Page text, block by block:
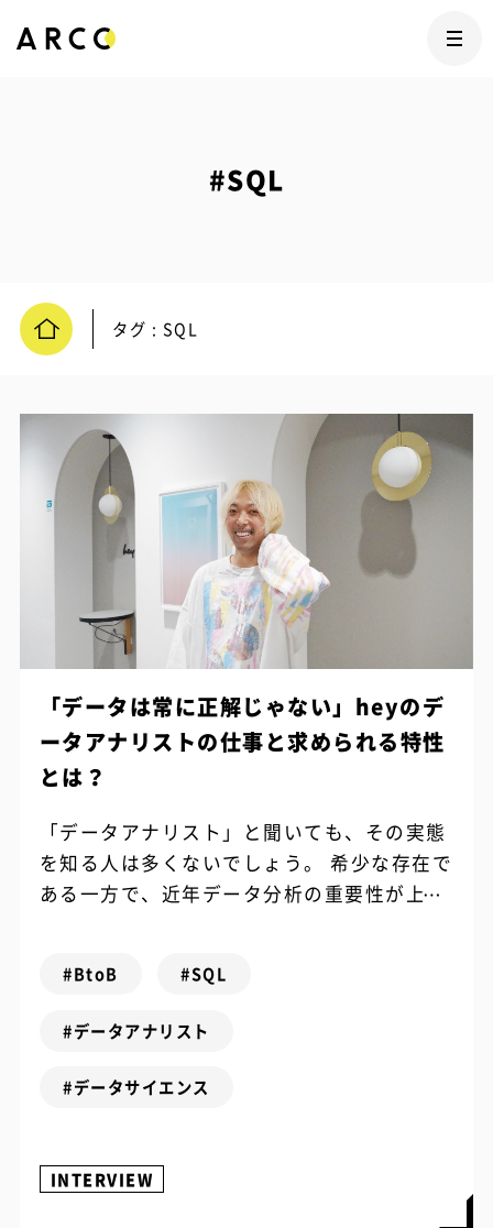
#SQL
タグ : SQL
「データは常に正解じゃない」heyのデ
ータアナリストの仕事と求められる特性
とは？
「データアナリスト」と聞いても、その実態
を知る人は多くないでしょう。 希少な存在で
ある一方で、近年データ分析の重要性が上が
#BtoB #SQL
#データアナリスト
#データサイエンス
INTERVIEW